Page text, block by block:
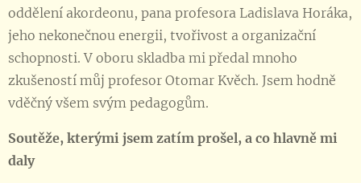
oddělení akordeonu, pana profesora Ladislava Horáka,
jeho nekonečnou energii, tvořivost a organizační
schopnosti. V oboru skladba mi předal mnoho
zkušeností můj profesor Otomar Kvěch. Jsem hodně
vděčný všem svým pedagogům.
Soutěže, kterými jsem zatím prošel, a co hlavně mi
daly